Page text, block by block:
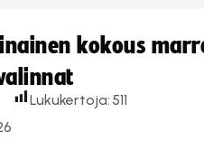
kokous
Lukukertoja: 511